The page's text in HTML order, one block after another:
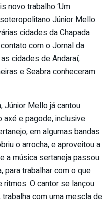
novo trabalho ‘Um
Júnior Mello
cidades da Chapada
com o Jornal da
cidades de Andaraí,
e Seabra conheceram
Júnior Mello já cantou
e pagode, inclusive
em algumas bandas
o arrocha, e aproveitou a
a música sertaneja passou
para trabalhar com o que
O cantor se lançou
com uma mescla de